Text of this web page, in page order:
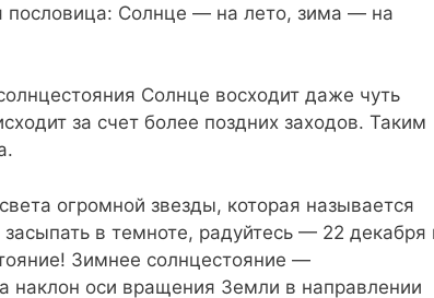
пословица: Солнце ― на лето, зима ― на
Солнце восходит даже чуть
за счет более поздних заходов. Таким
огромной звезды, которая называется
в темноте, радуйтесь — 22 декабря
Зимнее солнцестояние —
наклон оси вращения Земли в направлении